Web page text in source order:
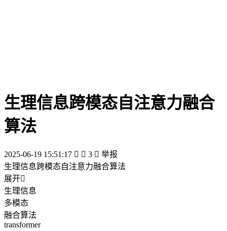
生理信息跨模态自注意力融合
算法
2025-06-19 15:51:17   3  举报
生理信息跨模态自注意力融合算法
展开
生理信息
多模态
融合算法
transformer